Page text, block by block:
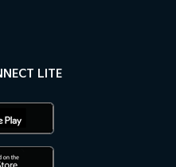
LITE